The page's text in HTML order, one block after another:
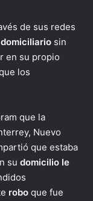
de sus redes
sin
en su propio
los
que la
Nuevo
que estaba
su domicilio le
robo que fue